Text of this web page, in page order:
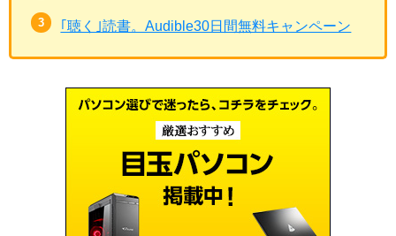
｢聴く｣読書。Audible30日間無料キャンペーン